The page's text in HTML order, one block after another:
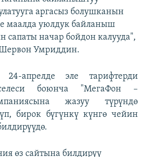
аргасыз болушканын
маалда уюлдук байланыш
сапаты начар бойдон калууда",
Умриддин.
24-апрелде эле тарифтерди
боюнча "МегаФон –
жазуу түрүндө
бирок бүгүнкү күнгө чейин
өз сайтына билдирүү